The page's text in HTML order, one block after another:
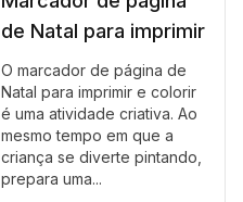
de Natal para imprimir
O marcador de página de
Natal para imprimir e colorir
é uma atividade criativa. Ao
mesmo tempo em que a
criança se diverte pintando,
prepara uma...